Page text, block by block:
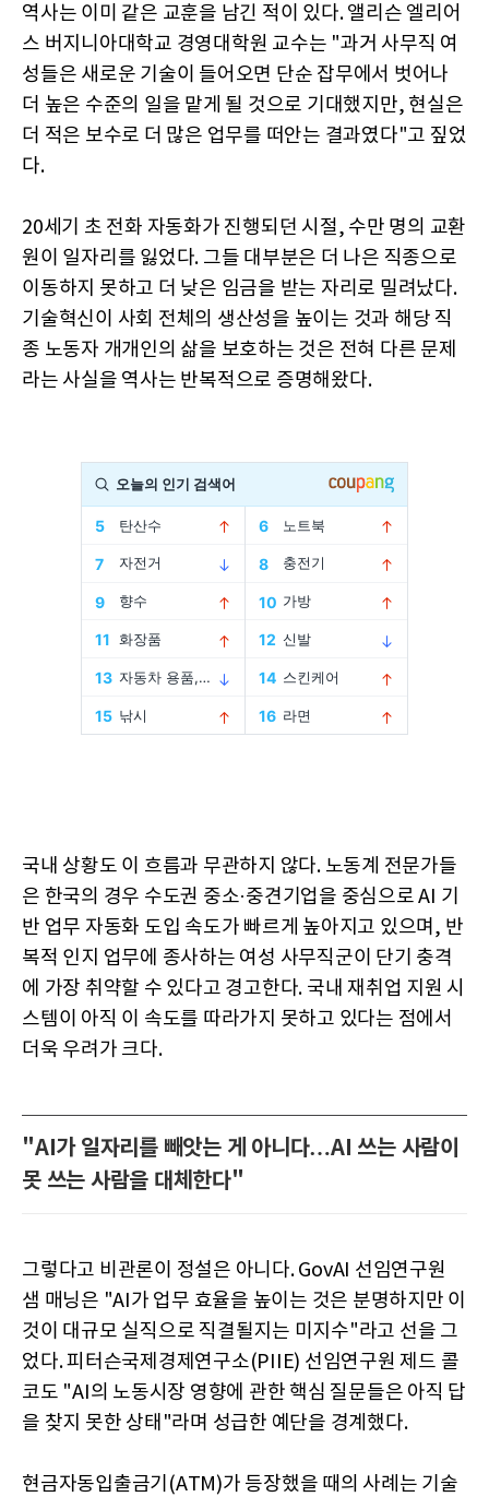
역사는 이미 같은 교훈을 남긴 적이 있다. 앨리슨 엘리어
스 버지니아대학교 경영대학원 교수는 "과거 사무직 여
성들은 새로운 기술이 들어오면 단순 잡무에서 벗어나
더 높은 수준의 일을 맡게 될 것으로 기대했지만, 현실은
더 적은 보수로 더 많은 업무를 떠안는 결과였다"고 짚었
다.
20세기 초 전화 자동화가 진행되던 시절, 수만 명의 교환
원이 일자리를 잃었다. 그들 대부분은 더 나은 직종으로
이동하지 못하고 더 낮은 임금을 받는 자리로 밀려났다.
기술혁신이 사회 전체의 생산성을 높이는 것과 해당 직
종 노동자 개개인의 삶을 보호하는 것은 전혀 다른 문제
라는 사실을 역사는 반복적으로 증명해왔다.
국내 상황도 이 흐름과 무관하지 않다. 노동계 전문가들
은 한국의 경우 수도권 중소·중견기업을 중심으로 AI 기
반 업무 자동화 도입 속도가 빠르게 높아지고 있으며, 반
복적 인지 업무에 종사하는 여성 사무직군이 단기 충격
에 가장 취약할 수 있다고 경고한다. 국내 재취업 지원 시
스템이 아직 이 속도를 따라가지 못하고 있다는 점에서
더욱 우려가 크다.
"AI가 일자리를 빼앗는 게 아니다…AI 쓰는 사람이
못 쓰는 사람을 대체한다"
그렇다고 비관론이 정설은 아니다. GovAI 선임연구원
샘 매닝은 "AI가 업무 효율을 높이는 것은 분명하지만 이
것이 대규모 실직으로 직결될지는 미지수"라고 선을 그
었다. 피터슨국제경제연구소(PIIE) 선임연구원 제드 콜
코도 "AI의 노동시장 영향에 관한 핵심 질문들은 아직 답
을 찾지 못한 상태"라며 성급한 예단을 경계했다.
현금자동입출금기(ATM)가 등장했을 때의 사례는 기술